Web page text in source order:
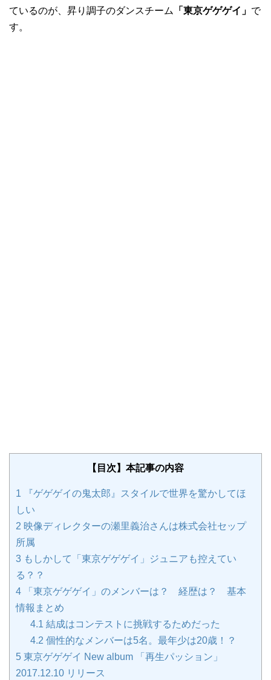
ているのが、昇り調子のダンスチーム
「東京ゲゲゲイ」 で
す。
【目次】本記事の内容
1 『ゲゲゲイの鬼太郎』スタイルで世界を驚かしてほ
しい
2 映像ディレクターの瀬里義治さんは株式会社セップ
所属
3 もしかして「東京ゲゲゲイ」ジュニアも控えてい
る？？
4 「東京ゲゲゲイ」のメンバーは？ 経歴は？ 基本
情報まとめ
4.1 結成はコンテストに挑戦するためだった
4.2 個性的なメンバーは5名。最年少は20歳！？
5 東京ゲゲゲイ New album 「再生パッション」
2017.12.10 リリース